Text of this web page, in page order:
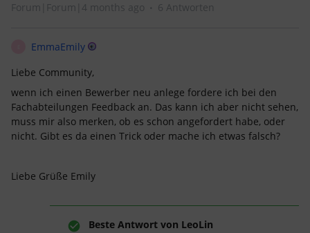
Forum|Forum|4 months ago 6 Antworten
EmmaEmily
Liebe Community,
wenn ich einen Bewerber neu anlege fordere ich bei den
Fachabteilungen Feedback an. Das kann ich aber nicht sehen,
muss mir also merken, ob es schon angefordert habe, oder
nicht. Gibt es da einen Trick oder mache ich etwas falsch?
Liebe Grüße Emily
Beste Antwort von LeoLin